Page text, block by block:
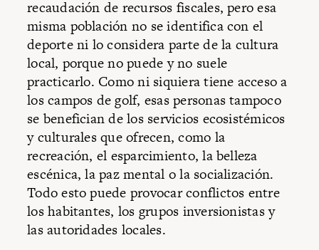
recaudación de recursos fiscales, pero esa
misma población no se identifica con el
deporte ni lo considera parte de la cultura
local, porque no puede y no suele
practicarlo. Como ni siquiera tiene acceso a
los campos de golf, esas personas tampoco
se benefician de los servicios ecosistémicos
y culturales que ofrecen, como la
recreación, el esparcimiento, la belleza
escénica, la paz mental o la socialización.
Todo esto puede provocar conflictos entre
los habitantes, los grupos inversionistas y
las autoridades locales.